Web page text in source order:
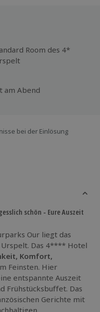
Room des 4*
am Abend
bei der Einlösung
schön - Eure Auszeit
Our liegt das
Urspelt. Das 4**** Hotel
Komfort,
Feinsten. Hier
entspannte Auszeit
Frühstücksbuffet. Das
Gerichte mit